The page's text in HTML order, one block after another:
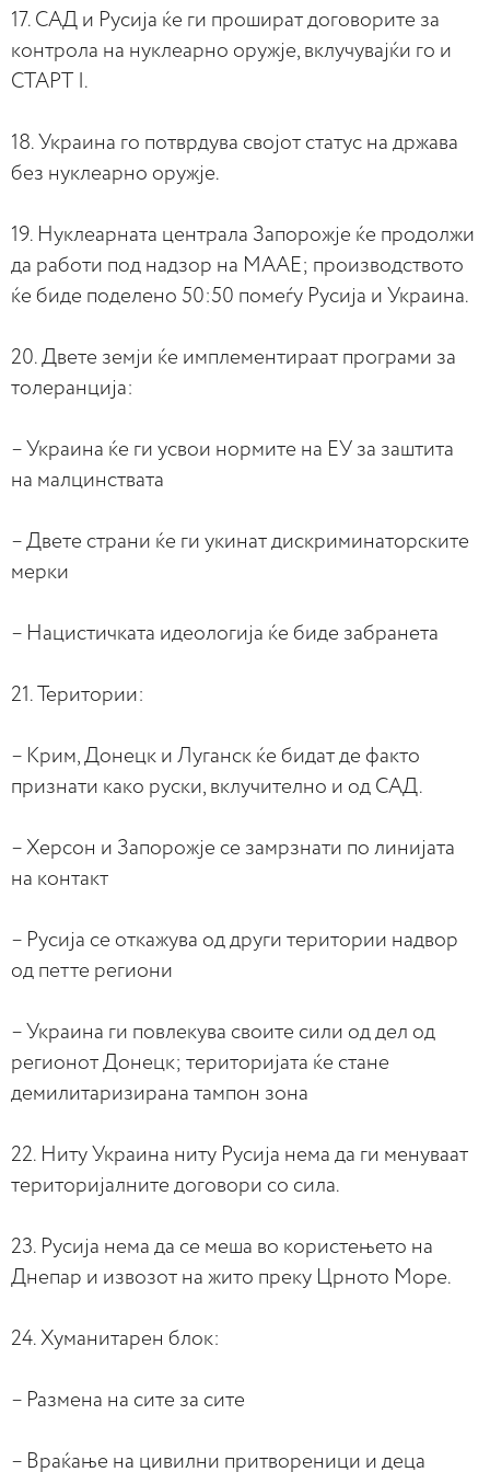
17. САД и Русија ќе ги прошират договорите за
контрола на нуклеарно оружје, вклучувајќи го и
СТАРТ I.
18. Украина го потврдува својот статус на држава
без нуклеарно оружје.
19. Нуклеарната централа Запорожје ќе продолжи
да работи под надзор на МААЕ; производството
ќе биде поделено 50:50 помеѓу Русија и Украина.
20. Двете земји ќе имплементираат програми за
толеранција:
– Украина ќе ги усвои нормите на ЕУ за заштита
на малцинствата
– Двете страни ќе ги укинат дискриминаторските
мерки
– Нацистичката идеологија ќе биде забранета
21. Територии:
– Крим, Донецк и Луганск ќе бидат де факто
признати како руски, вклучително и од САД.
– Херсон и Запорожје се замрзнати по линијата
на контакт
– Русија се откажува од други територии надвор
од петте региони
– Украина ги повлекува своите сили од дел од
регионот Донецк; територијата ќе стане
демилитаризирана тампон зона
22. Ниту Украина ниту Русија нема да ги менуваат
територијалните договори со сила.
23. Русија нема да се меша во користењето на
Днепар и извозот на жито преку Црното Море.
24. Хуманитарен блок:
– Размена на сите за сите
– Враќање на цивилни притвореници и деца